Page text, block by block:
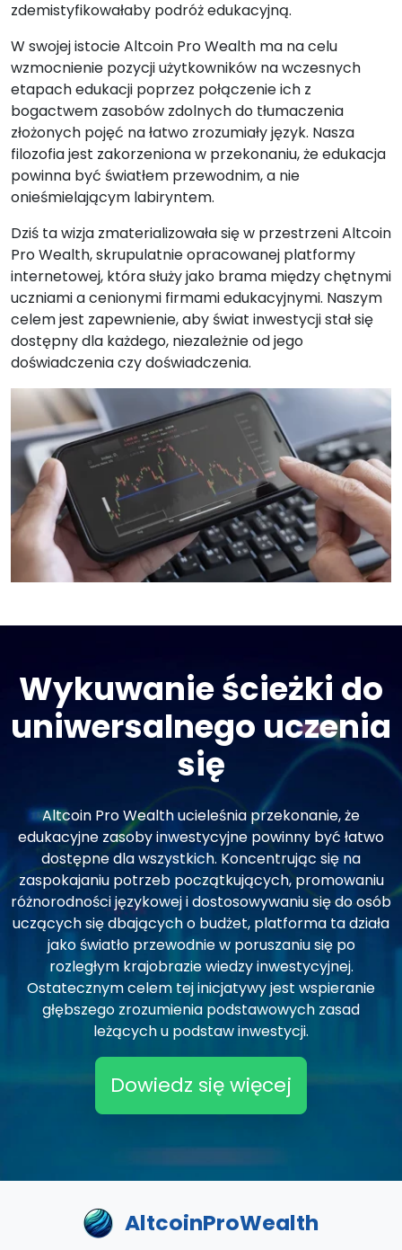
zdemistyfikowałaby podróż edukacyjną.
W swojej istocie Altcoin Pro Wealth ma na celu
wzmocnienie pozycji użytkowników na wczesnych
etapach edukacji poprzez połączenie ich z
bogactwem zasobów zdolnych do tłumaczenia
złożonych pojęć na łatwo zrozumiały język. Nasza
filozofia jest zakorzeniona w przekonaniu, że edukacja
powinna być światłem przewodnim, a nie
onieśmielającym labiryntem.
Dziś ta wizja zmaterializowała się w przestrzeni Altcoin
Pro Wealth, skrupulatnie opracowanej platformy
internetowej, która służy jako brama między chętnymi
uczniami a cenionymi firmami edukacyjnymi. Naszym
celem jest zapewnienie, aby świat inwestycji stał się
dostępny dla każdego, niezależnie od jego
doświadczenia czy doświadczenia.
Wykuwanie ścieżki do
uniwersalnego uczenia
się
Altcoin Pro Wealth ucieleśnia przekonanie, że
edukacyjne zasoby inwestycyjne powinny być łatwo
dostępne dla wszystkich. Koncentrując się na
zaspokajaniu potrzeb początkujących, promowaniu
różnorodności językowej i dostosowywaniu się do osób
uczących się dbających o budżet, platforma ta działa
jako światło przewodnie w poruszaniu się po
rozległym krajobrazie wiedzy inwestycyjnej.
Ostatecznym celem tej inicjatywy jest wspieranie
głębszego zrozumienia podstawowych zasad
leżących u podstaw inwestycji.
Dowiedz się więcej
AltcoinProWealth